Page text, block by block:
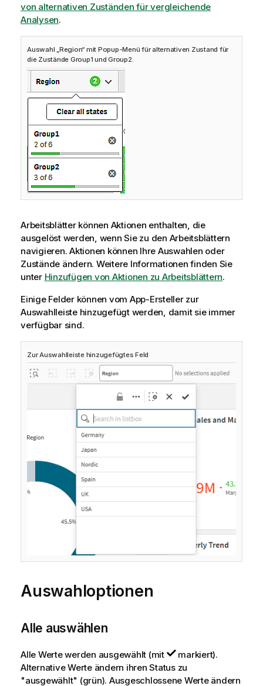
von alternativen Zuständen für vergleichende
Analysen.
Auswahl „Region“ mit Popup-Menü für alternativen Zustand für
die Zustände Group1 und Group2.
Arbeitsblätter können Aktionen enthalten, die
ausgelöst werden, wenn Sie zu den Arbeitsblättern
navigieren. Aktionen können Ihre Auswahlen oder
Zustände ändern. Weitere Informationen finden Sie
unter Hinzufügen von Aktionen zu Arbeitsblättern.
Einige Felder können vom App-Ersteller zur
Auswahlleiste hinzugefügt werden, damit sie immer
verfügbar sind.
Zur Auswahlleiste hinzugefügtes Feld
Auswahloptionen
Alle auswählen
Alle Werte werden ausgewählt (mit
markiert).
Alternative Werte ändern ihren Status zu
"ausgewählt" (grün). Ausgeschlossene Werte ändern